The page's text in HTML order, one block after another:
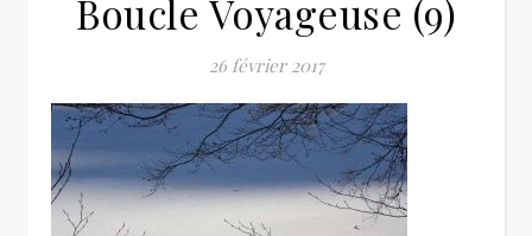
Boucle Voyageuse (9)
26 février 2017